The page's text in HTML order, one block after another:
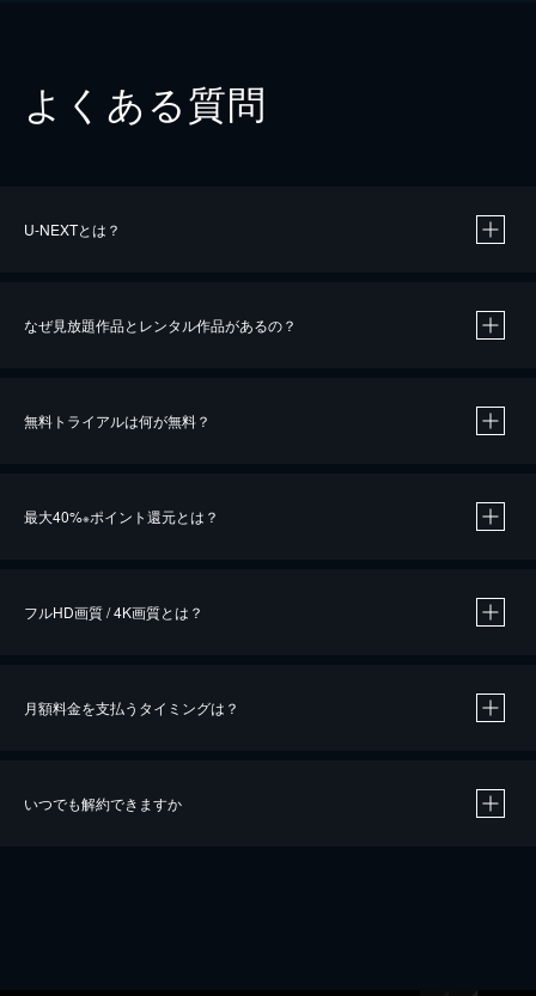
よくある質問
U-NEXTとは？
なぜ見放題作品とレンタル作品があるの？
無料トライアルは何が無料？
最大40%※ポイント還元とは？
※40％ポイント還元の対象は、クレジットカード決済による作品の購入 / レンタルです。
iOSアプリのUコイン決済による作品の購入 / レンタルは、20％のポイント還元です。
フルHD画質 / 4K画質とは？
月額料金を支払うタイミングは？
いつでも解約できますか